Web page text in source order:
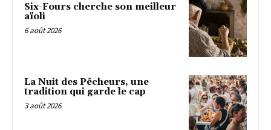
Six-Fours cherche son meilleur
aïoli
6 août 2026
La Nuit des Pêcheurs, une
tradition qui garde le cap
3 août 2026